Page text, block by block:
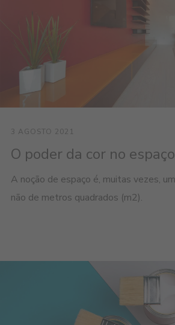
3 AGOSTO 2021
O poder da cor no espaço
A noção de espaço é, muitas vezes,
não de metros quadrados (m2).